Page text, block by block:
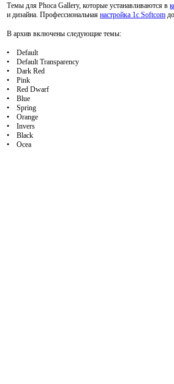
Темы для Phoca Gallery, которые устанавливаются в
и дизайна. Профессиональная настройка 1с Softcom
В архив включены следующие темы:
• Default
• Default Transparency
• Dark Red
• Pink
• Red Dwarf
• Blue
• Spring
• Orange
• Invers
• Black
• Ocea